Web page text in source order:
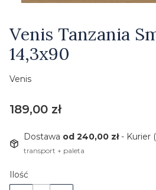
Venis Tanzania
14,3x90
Venis
Cena
189,00 zł
Dostawa od 240,00 zł- Kurier
transport + paleta
Ilość